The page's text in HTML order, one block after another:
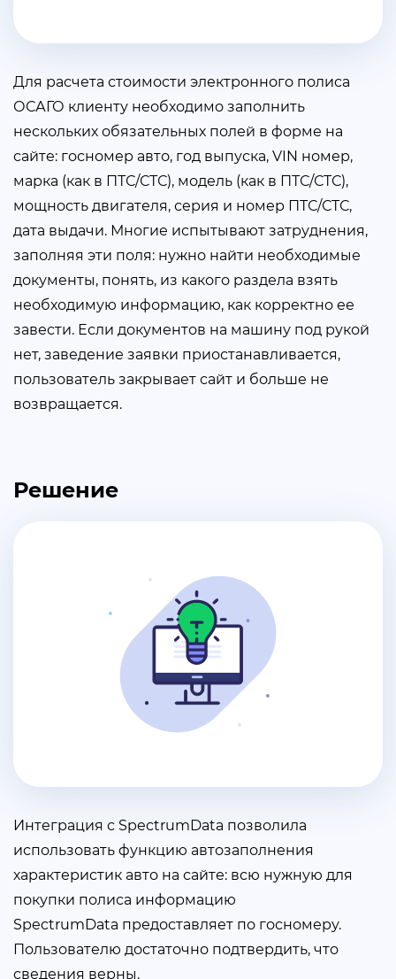
Для расчета стоимости электронного полиса
ОСАГО клиенту необходимо заполнить
нескольких обязательных полей в форме на
сайте: госномер авто, год выпуска, VIN номер,
марка (как в ПТС/СТС), модель (как в ПТС/СТС),
мощность двигателя, серия и номер ПТС/СТС,
дата выдачи. Многие испытывают затруднения,
заполняя эти поля: нужно найти необходимые
документы, понять, из какого раздела взять
необходимую информацию, как корректно ее
завести. Если документов на машину под рукой
нет, заведение заявки приостанавливается,
пользователь закрывает сайт и больше не
возвращается.
Решение
Интеграция с SpectrumData позволила
использовать функцию автозаполнения
характеристик авто на сайте: всю нужную для
покупки полиса информацию
SpectrumData предоставляет по госномеру.
Пользователю достаточно подтвердить, что
сведения верны.